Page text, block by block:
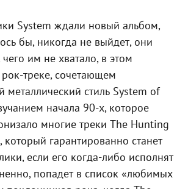
System ждали новый альбом,
бы, никогда не выйдет, они
чего им не хватало, в этом
треке, сочетающем
металлический стиль System of
начала 90-х, которое
многие треки The Hunting
который гарантированно станет
если его когда-либо исполнят
попадет в список «любимых